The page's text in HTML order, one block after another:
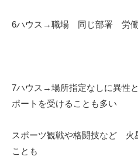
6ハウス→職場 同じ部署 労働
7ハウス→場所指定なしに異性
ポートを受けることも多い
スポーツ観戦や格闘技など 火
ことも